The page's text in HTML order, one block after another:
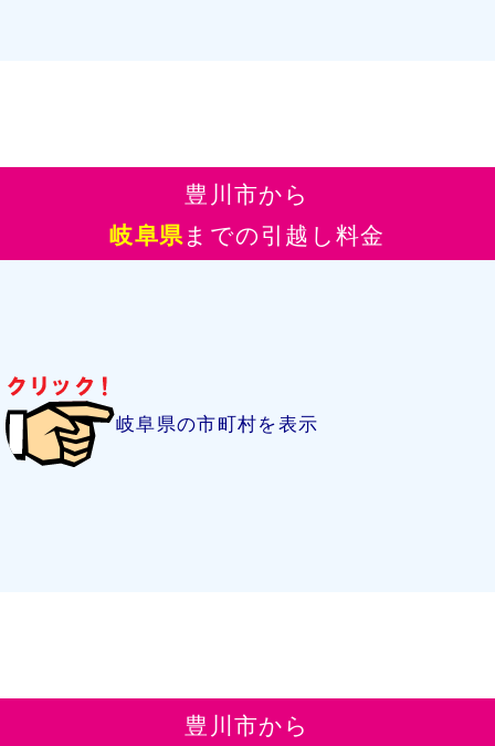
豊川市から
岐阜県までの引越し料金
岐阜県の市町村を表示
豊川市から